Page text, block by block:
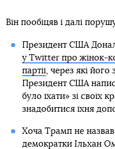
Він пообіцяв і далі
Президент США
у Twitter про жінок-
партії, через які його
Президент США
було їхати» зі своїх
знадобитися їхня
Хоча Трамп не
демократки Ільхан